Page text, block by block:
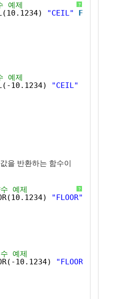
?
예제
"CEIL" FROM
예제
10.1234) "CEIL"
을 반환하는 함수이
?
예제
"FLOOR"
예제
10.1234) "FLOOR"